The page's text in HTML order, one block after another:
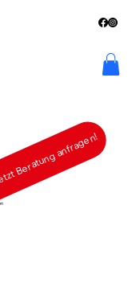
Beratung anfragen!